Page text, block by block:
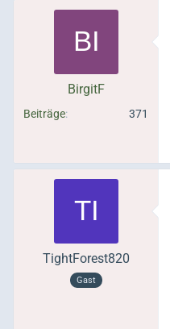
BirgitF
Beiträge 371
TightForest820
Gast